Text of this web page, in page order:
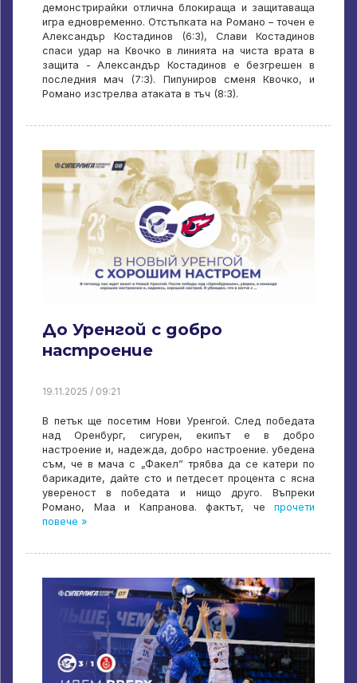
демонстрирайки отлична блокираща и защитаваща
игра едновременно. Отстъпката на Романо – точен е
Александър Костадинов (6:3), Слави Костадинов
спаси удар на Квочко в линията на чиста врата в
защита - Александър Костадинов е безгрешен в
последния мач (7:3). Пипуниров сменя Квочко, и
Романо изстрелва атаката в тъч (8:3).
До Уренгой с добро
настроение
19.11.2025 / 09:21
В петък ще посетим Нови Уренгой. След победата
над Оренбург, сигурен, екипът е в добро
настроение и, надежда, добро настроение. убедена
съм, че в мача с „Факел” трябва да се катери по
барикадите, дайте сто и петдесет процента с ясна
увереност в победата и нищо друго. Въпреки
Романо, Маа и Капранова. фактът, че прочети
повече »